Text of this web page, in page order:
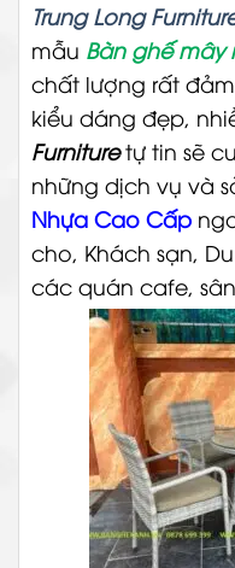
Trung Long
mẫu Bàn ghế mây
chất lượng rất
kiểu dáng đẹp,
Furnituretự tin sẽ
những dịch vụ và
Nhựa Cao Cấp
cho, Khách sạn,
các quán cafe,